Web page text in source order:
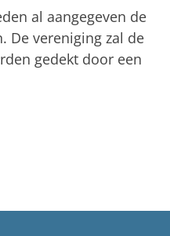
al aangegeven de
De vereniging zal de
gedekt door een